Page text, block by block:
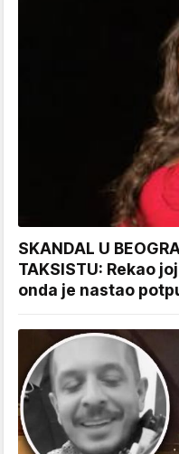
SKANDAL U
TAKSISTU: Rekao
onda je nastao